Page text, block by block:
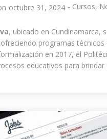
octubre 31, 2024 - Cursos,
, ubicado en Cundinamarca,
programas
en 2017, el
educativos para